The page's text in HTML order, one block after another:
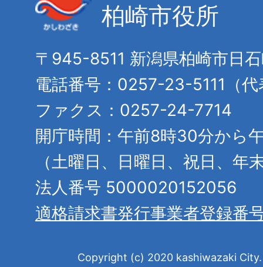
柏崎市役所
〒945-8511 新潟県柏崎市日
電話番号：0257-23-5111（代
ファクス：0257-24-7714
開庁時間：午前8時30分から
（土曜日、日曜日、祝日、年
法人番号 5000020152056
適格請求書発行事業者登録番
Copyright (c) 2020 kashiwazaki